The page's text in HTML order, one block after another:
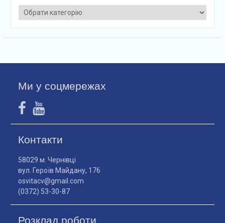
Категорії
Ми у соцмережах
Контакти
58029 м. Чернівці
вул. Героїв Майдану, 176
osvitacv@gmail.com
(0372) 53-30-87
Розклад роботи